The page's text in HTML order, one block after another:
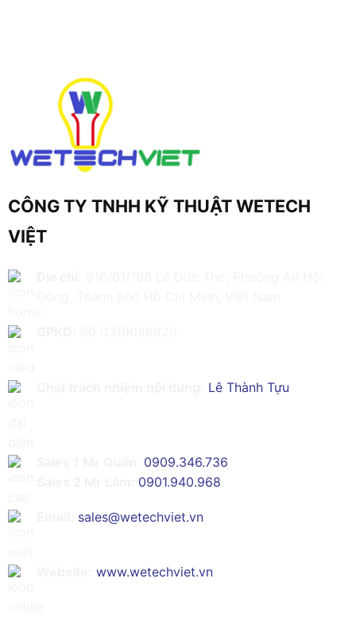
CÔNG TY TNHH KỸ THUẬT WETECH
VIỆT
Lê Thành Tựu
0909.346.736
0901.940.968
sales@wetechviet.vn
www.wetechviet.vn